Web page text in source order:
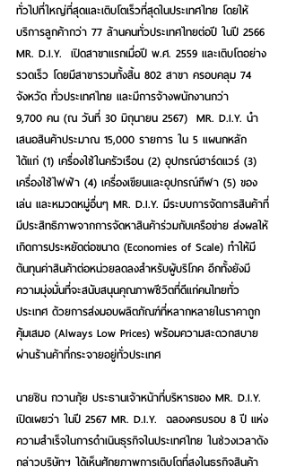
ทั่วไปที่ใหญ่ที่สุดและเติบโตเร็วที่สุดในประเทศไทย โดยให้
บริการลูกค้ากว่า 77 ล้านคนทั่วประเทศไทยต่อปี ในปี 2566
MR. D.I.Y.  เปิดสาขาแรกเมื่อปี พ.ศ. 2559 และเติบโตอย่าง
รวดเร็ว โดยมีสาขารวมทั้งสิ้น 802 สาขา ครอบคลุม 74
จังหวัด ทั่วประเทศไทย และมีการจ้างพนักงานกว่า
9,700 คน (ณ วันที่ 30 มิถุนายน 2567)  MR. D.I.Y. นำ
เสนอสินค้าประมาณ 15,000 รายการ ใน 5 แผนกหลัก
ได้แก่ (1) เครื่องใช้ในครัวเรือน (2) อุปกรณ์ฮาร์ดแวร์ (3)
เครื่องใช้ไฟฟ้า (4) เครื่องเขียนและอุปกรณ์กีฬา (5) ของ
เล่น และหมวดหมู่อื่นๆ MR. D.I.Y. มีระบบการจัดการสินค้าที่
มีประสิทธิภาพจากการจัดหาสินค้าร่วมกับเครือข่าย ส่งผลให้
เกิดการประหยัดต่อขนาด (Economies of Scale) ทำให้มี
ต้นทุนค่าสินค้าต่อหน่วยลดลงสำหรับผู้บริโภค อีกทั้งยังมี
ความมุ่งมั่นที่จะสนับสนุนคุณภาพชีวิตที่ดีแก่คนไทยทั่ว
ประเทศ ด้วยการส่งมอบผลิตภัณฑ์ที่หลากหลายในราคาถูก
คุ้มเสมอ (Always Low Prices) พร้อมความสะดวกสบาย
ผ่านร้านค้าที่กระจายอยู่ทั่วประเทศ
นายชิน กวานกุ้ย ประธานเจ้าหน้าที่บริหารของ MR. D.I.Y.
เปิดเผยว่า ในปี 2567 MR. D.I.Y. ฉลองครบรอบ 8 ปี แห่ง
ความสำเร็จในการดำเนินธุรกิจในประเทศไทย ในช่วงเวลาดัง
กล่าวบริษัทฯ ได้เห็นศักยภาพการเติบโตที่สูงในธุรกิจสินค้า